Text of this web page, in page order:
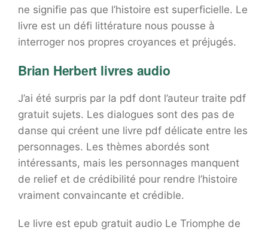
ne signifie pas que l’histoire est superficielle. Le
livre est un défi littérature nous pousse à
interroger nos propres croyances et préjugés.
Brian Herbert livres audio
J’ai été surpris par la pdf dont l’auteur traite pdf
gratuit sujets. Les dialogues sont des pas de
danse qui créent une livre pdf délicate entre les
personnages. Les thèmes abordés sont
intéressants, mais les personnages manquent
de relief et de crédibilité pour rendre l’histoire
vraiment convaincante et crédible.
Le livre est epub gratuit audio Le Triomphe de